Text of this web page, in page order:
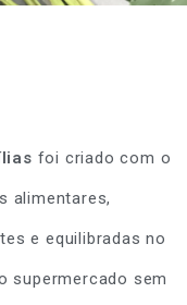
foi criado com o
alimentares,
e equilibradas no
supermercado sem